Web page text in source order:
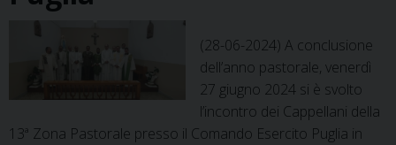
(28-06-2024) A conclusione
dell’anno pastorale, venerdì
27 giugno 2024 si è svolto
l’incontro dei Cappellani della
13ª Zona Pastorale presso il Comando Esercito Puglia in